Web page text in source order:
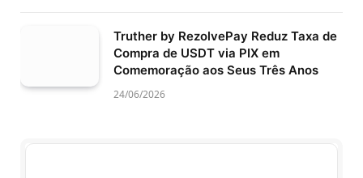
Truther by RezolvePay Reduz Taxa de
Compra de USDT via PIX em
Comemoração aos Seus Três Anos
24/06/2026